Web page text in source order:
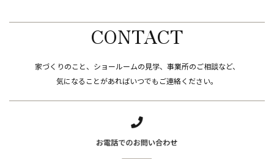
CONTACT
家づくりのこと、ショールームの見学、事業所のご相談など、
​​​​​​​気になることがあればいつでもご連絡ください。